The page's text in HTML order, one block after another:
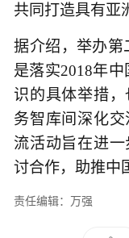
共同打造具有亚
据介绍，举办第
是落实2018年
识的具体举措
务智库间深化
流活动旨在进
讨合作，助推中
责任编辑：万强